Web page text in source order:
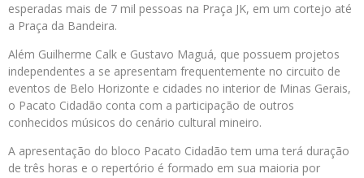
esperadas mais de 7 mil pessoas na Praça JK, em um cortejo até
a Praça da Bandeira.
Além Guilherme Calk e Gustavo Maguá, que possuem projetos
independentes a se apresentam frequentemente no circuito de
eventos de Belo Horizonte e cidades no interior de Minas Gerais,
o Pacato Cidadão conta com a participação de outros
conhecidos músicos do cenário cultural mineiro.
A apresentação do bloco Pacato Cidadão tem uma terá duração
de três horas e o repertório é formado em sua maioria por